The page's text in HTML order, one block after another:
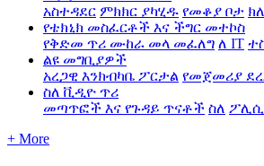
አስተዳደር ምክክር ያካሂዱ የመቆያ ቦታ
የቴክኒክ መስፈርቶች እና ችግር መተኮስ
የቅድመ ጥሪ ሙከራ መላ መፈለግ ለ IT
ልዩ መግቢያዎች
አረጋዊ እንክብካቤ ፖርታል የመጀመሪያ
ስለ ቪዲዮ ጥሪ
መጣጥፎች እና የጉዳይ ጥናቶች ስለ
+ More